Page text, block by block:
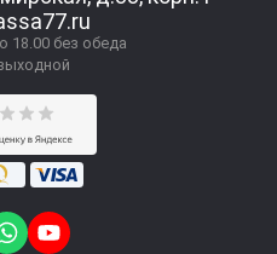
18.00 без обеда